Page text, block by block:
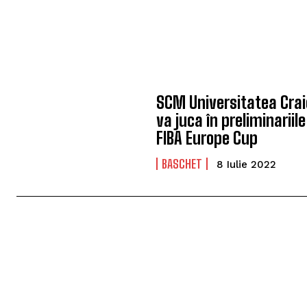
SCM Universitatea
va juca în preliminariile
FIBA Europe Cup
BASCHET 8 Iulie 2022